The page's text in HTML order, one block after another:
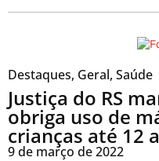
Destaques, Geral, Saúde
Justiça do RS
obriga uso de
crianças até 12
9 de março de 2022